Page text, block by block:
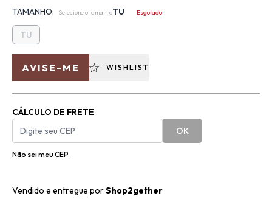
TAMANHO: Selecione o tamanhoTU Esgotado
TU
AVISE-ME WISHLIST
CÁLCULO DE FRETE
OK
Não sei meu CEP
Vendido e entregue porShop2gether